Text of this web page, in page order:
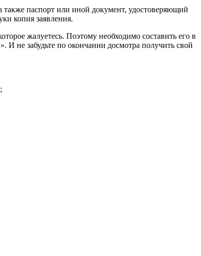
паспорт или иной документ, удостоверяющий
копия заявления.
жалуетесь. Поэтому необходимо составить его в
И не забудьте по окончании досмотра получить свой